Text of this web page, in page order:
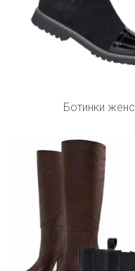
Ботинки